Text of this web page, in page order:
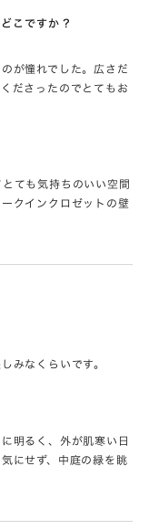
こですか？
が憧れでした。広さだ
ださったのでとてもお
ても気持ちのいい空間
クインクロゼットの壁
みなくらいです。
明るく、外が肌寒い日
にせず、中庭の緑を眺